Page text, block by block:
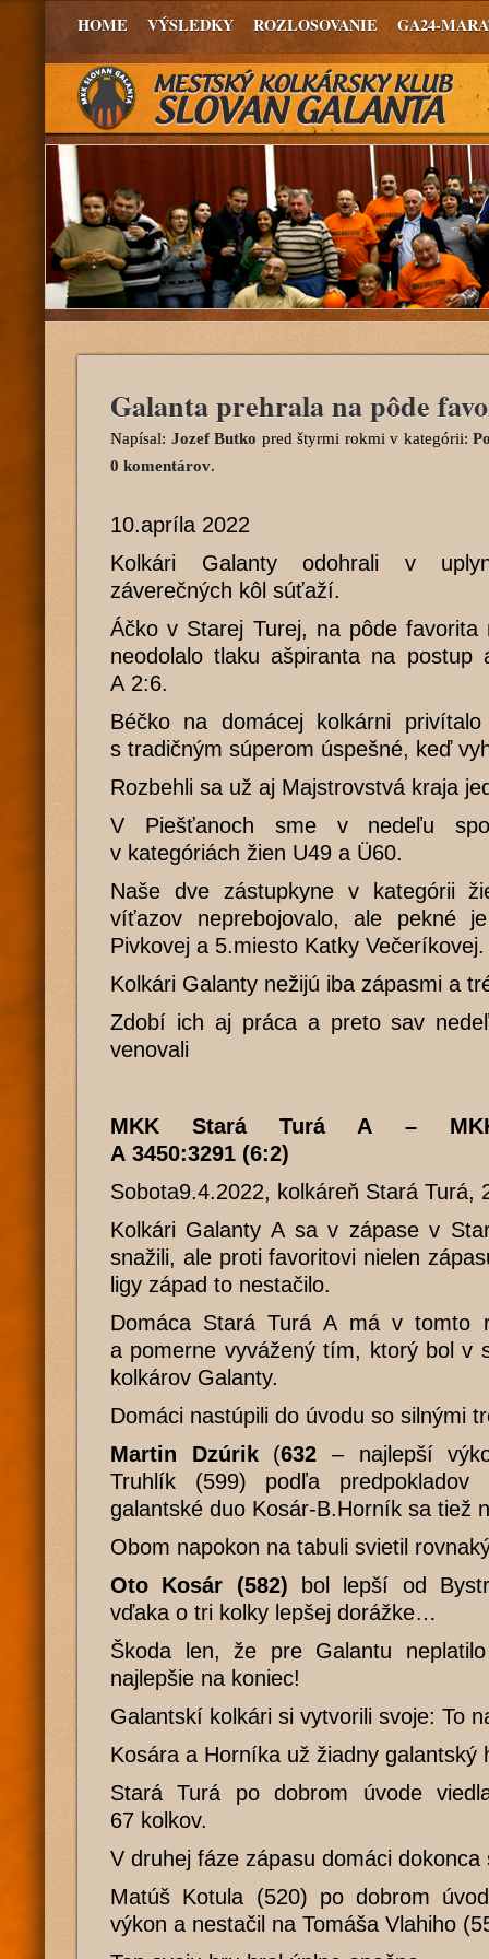
HOME VÝSLEDKY ROZLOSOVANIE GA24-
Galanta prehrala na pôde
Napísal: Jozef Butko pred štyrmi rokmi v kategórii:
0 komentárov.
10.apríla 2022
Kolkári Galanty odohrali v
záverečných kôl súťaží.
Áčko v Starej Turej, na pôde favorita
neodolalo tlaku ašpiranta na postup
A 2:6.
Béčko na domácej kolkárni
s tradičným súperom úspešné, keď
Rozbehli sa už aj Majstrovstvá kraja
V Piešťanoch sme v nedeľu
v kategóriách žien U49 a Ü60.
Naše dve zástupkyne v kategórii
víťazov neprebojovalo, ale pekné
Pivkovej a 5.miesto Katky Večeríkovej.
Kolkári Galanty nežijú iba zápasmi a
Zdobí ich aj práca a preto sav
venovali
MKK Stará Turá A –
A 3450:3291 (6:2)
Sobota9.4.2022, kolkáreň Stará Turá,
Kolkári Galanty A sa v zápase v
snažili, ale proti favoritovi nielen
ligy západ to nestačilo.
Domáca Stará Turá A má v tomto
a pomerne vyvážený tím, ktorý bol v
kolkárov Galanty.
Domáci nastúpili do úvodu so silnými
Martin Dzúrik(632 – najlepší
Truhlík (599) podľa predpokladov
galantské duo Kosár-B.Horník sa tiež
Obom napokon na tabuli svietil
Oto Kosár (582) bol lepší od
vďaka o tri kolky lepšej dorážke…
Škoda len, že pre Galantu
najlepšie na koniec!
Galantskí kolkári si vytvorili svoje: To
Kosára a Horníka už žiadny galantský
Stará Turá po dobrom úvode
67 kolkov.
V druhej fáze zápasu domáci dokonca
Matúš Kotula (520) po dobrom
výkon a nestačil na Tomáša Vlahiho